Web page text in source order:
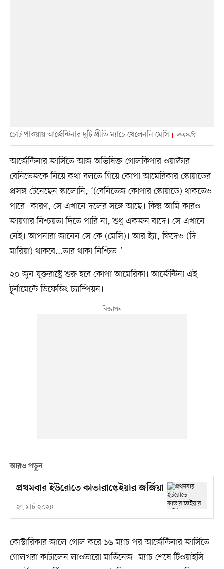
চোট পাওয়ায় আর্জেন্টিনার দুটি প্রীতি ম্যাচে খেলেননি মেসি এএফপি
আর্জেন্টিনার জার্সিতে আজ অভিষিক্ত গোলকিপার ওয়াল্টার
বেনিতেজকে নিয়ে কথা বলতে গিয়ে কোপা আমেরিকার স্কোয়াডের
প্রসঙ্গ টেনেছেন স্কালোনি, ‘(বেনিতেজ কোপার স্কোয়াডে) থাকতেও
পারে। কারণ, সে এখানে দলের সঙ্গে আছে। কিন্তু আমি কারও
জায়গার নিশ্চয়তা দিতে পারি না, শুধু একজন বাদে। সে এখানে
নেই। আপনারা জানেন সে কে (মেসি)। আর হ্যাঁ, ফিদেও (দি
মারিয়া) থাকবে...তার থাকা নিশ্চিত।’
২০ জুন যুক্তরাষ্ট্রে শুরু হবে কোপা আমেরিকা। আর্জেন্টিনা এই
টুর্নামেন্টে ডিফেন্ডিং চ্যাম্পিয়ন।
আরও পড়ুন
প্রথমবার ইউরোতে কাভারাস্কেইয়ার জর্জিয়া
২৭ মার্চ ২০২৪
কোস্টারিকার জালে গোল করে ১৬ ম্যাচ পর আর্জেন্টিনার জার্সিতে
গোলখরা কাটালেন লাওতারো মার্তিনেজ। ম্যাচ শেষে টিওয়াইসি